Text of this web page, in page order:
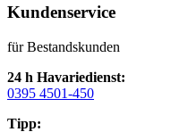
Kundenservice
für Bestandskunden
24 h Havariedienst:
0395 4501-450
Tipp: